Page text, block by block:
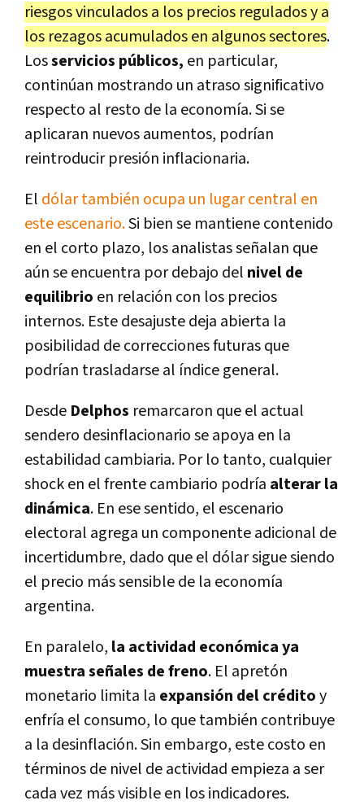
riesgos vinculados a los precios regulados y a
los rezagos acumulados en algunos sectores.
Losservicios públicos, en particular,
continúan mostrando un atraso significativo
respecto al resto de la economía. Si se
aplicaran nuevos aumentos, podrían
reintroducir presión inflacionaria.
El dólar también ocupa un lugar central en
este escenario.Si bien se mantiene contenido
en el corto plazo, los analistas señalan que
aún se encuentra por debajo del nivel de
equilibrio en relación con los precios
internos. Este desajuste deja abierta la
posibilidad de correcciones futuras que
podrían trasladarse al índice general.
Desde Delphos remarcaron que el actual
sendero desinflacionario se apoya en la
estabilidad cambiaria. Por lo tanto, cualquier
shock en el frente cambiario podría alterar la
dinámica. En ese sentido, el escenario
electoral agrega un componente adicional de
incertidumbre, dado que el dólar sigue siendo
el precio más sensible de la economía
argentina.
En paralelo, la actividad económica ya
muestra señales de freno. El apretón
monetario limita la expansión del créditoy
enfría el consumo, lo que también contribuye
a la desinflación. Sin embargo, este costo en
términos de nivel de actividad empieza a ser
cada vez más visible en los indicadores.